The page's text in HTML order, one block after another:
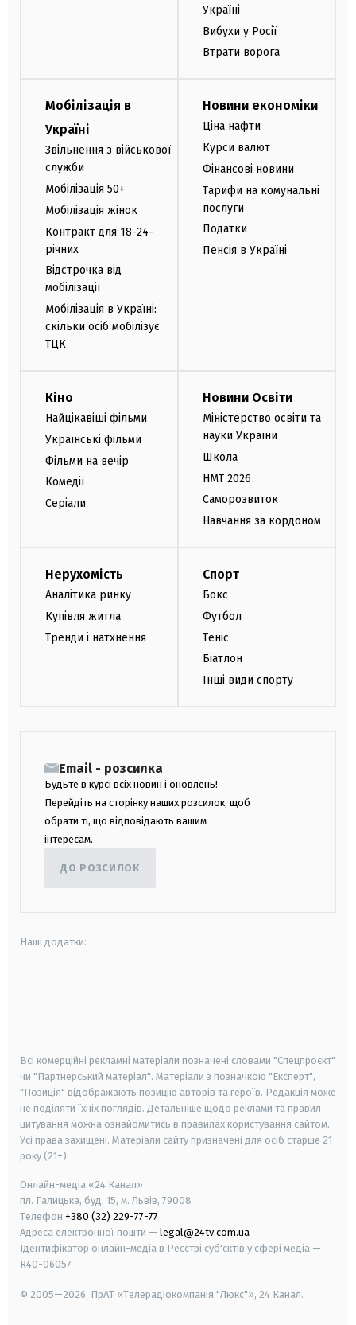
Україні
Вибухи у Росії
Втрати ворога
Мобілізація в
Україні
Звільнення з військової
служби
Мобілізація 50+
Мобілізація жінок
Контракт для 18-24-
річних
Відстрочка від
мобілізації
Мобілізація в Україні:
скільки осіб мобілізує
ТЦК
Новини економіки
Ціна нафти
Курси валют
Фінансові новини
Тарифи на комунальні
послуги
Податки
Пенсія в Україні
Кіно
Найцікавіші фільми
Українські фільми
Фільми на вечір
Комедії
Серіали
Новини Освіти
Міністерство освіти та
науки України
Школа
НМТ 2026
Саморозвиток
Навчання за кордоном
Нерухомість
Аналітика ринку
Купівля житла
Тренди і натхнення
Спорт
Бокс
Футбол
Теніс
Біатлон
Інші види спорту
Email - розсилка
Будьте в курсі всіх новин і оновлень!
Перейдіть на сторінку наших розсилок, щоб
обрати ті, що відповідають вашим
інтересам.
ДО РОЗСИЛОК
Наші додатки:
Всі комерційні рекламні матеріали позначені словами "Спецпроєкт"
чи "Партнерський матеріал". Матеріали з позначкою "Експерт",
"Позиція" відображають позицію авторів та героїв. Редакція може
не поділяти їхніх поглядів. Детальніше щодо реклами та правил
цитування можна ознайомитись в правилах користування сайтом.
Усі права захищені. Матеріали сайту призначені для осіб старше 21
року (21+)
Онлайн-медіа «24 Канал»
пл. Галицька, буд. 15, м. Львів, 79008
Телефон +380 (32) 229-77-77
Адреса електронної пошти — legal@24tv.com.ua
Ідентифікатор онлайн-медіа в Реєстрі суб'єктів у сфері медіа —
R40-06057
© 2005—2026, ПрАТ «Телерадіокомпанія "Люкс"», 24 Канал.